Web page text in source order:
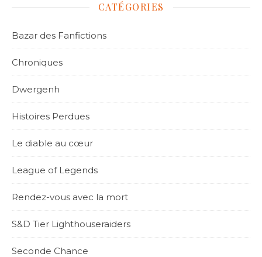
CATÉGORIES
Bazar des Fanfictions
Chroniques
Dwergenh
Histoires Perdues
Le diable au cœur
League of Legends
Rendez-vous avec la mort
S&D Tier Lighthouseraiders
Seconde Chance